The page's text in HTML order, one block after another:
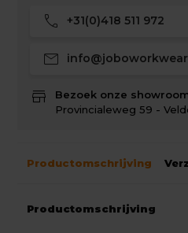
call +31(0)418 511 972
mail
store
Bezoek onze
Provincialeweg 59 -
Productomschrijving
Productomschrijving